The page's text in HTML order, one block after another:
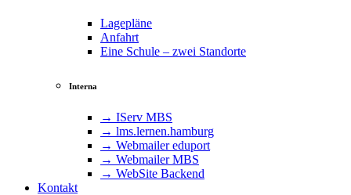
Lagepläne
Anfahrt
Eine Schule – zwei Standorte
Interna
→ IServ MBS
→ lms​.ler​nen​.ham​burg
→ Webmailer eduport
→ Webmailer MBS
→ WebSite Backend
Kontakt